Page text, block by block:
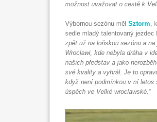
možnost uvažovat o cestě k
Výbornou sezónu měl Sztorm,
sedle mladý talentovaný
zpět už na loňskou sezónu a
Wroclawi, kde nebyla dráha v
našich představ a jako
své kvality a vyhrál. Je to
když není podmínkou v ní letos
úspěch ve Velké wroclawské.“